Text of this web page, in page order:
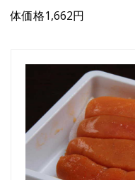
体価格1,662円